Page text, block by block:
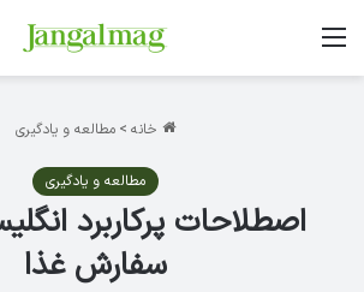
منو
خانه > مطالعه و یادگیری
مطالعه و یادگیری
اصطلاحات پرکاربرد
سفارش غذا